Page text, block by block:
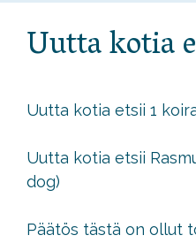
Uutta kotia
Uutta kotia etsii 1
Uutta kotia etsii
dog)
Päätös tästä on ollut